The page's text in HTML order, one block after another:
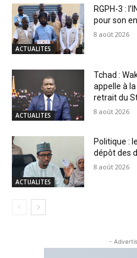
ACTUALITES
RGPH-3 :
pour son
8 août 2026
ACTUALITES
Tchad :
appelle à
retrait du
8 août 2026
ACTUALITES
Politique :
dépôt des
8 août 2026
-